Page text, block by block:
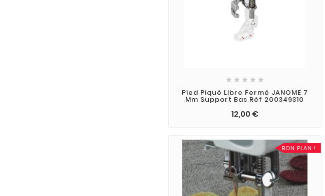
    
Pied Piqué Libre Fermé JANOME 7
Mm Support Bas Réf 200349310
12,00 €
BON PLAN !